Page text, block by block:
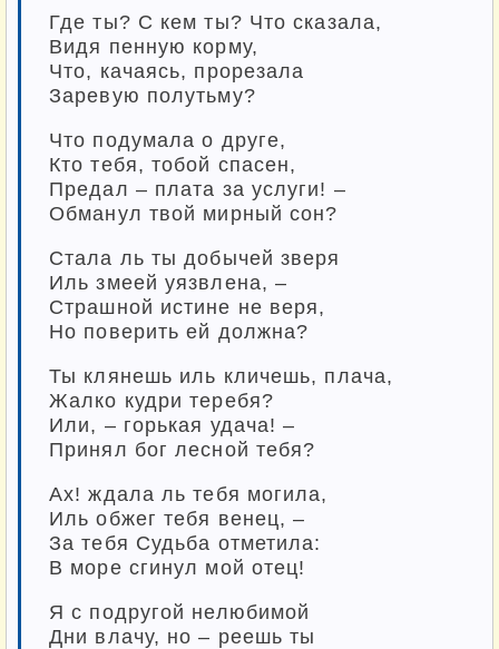
Где ты? С кем ты? Что сказала,
Видя пенную корму,
Что, качаясь, прорезала
Заревую полутьму?
Что подумала о друге,
Кто тебя, тобой спасен,
Предал – плата за услуги! –
Обманул твой мирный сон?
Стала ль ты добычей зверя
Иль змеей уязвлена, –
Страшной истине не веря,
Но поверить ей должна?
Ты клянешь иль кличешь, плача,
Жалко кудри теребя?
Или, – горькая удача! –
Принял бог лесной тебя?
Ах! ждала ль тебя могила,
Иль обжег тебя венец, –
За тебя Судьба отметила:
В море сгинул мой отец!
Я с подругой нелюбимой
Дни влачу, но – реешь ты